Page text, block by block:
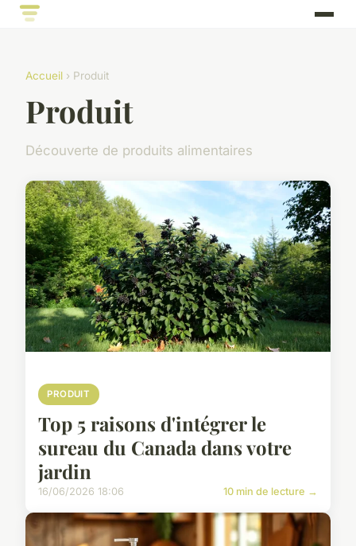
Accueil › Produit
Produit
Découverte de produits alimentaires
PRODUIT
Top 5 raisons d'intégrer le
sureau du Canada dans votre
jardin
16/06/2026 18:06 10 min de lecture →